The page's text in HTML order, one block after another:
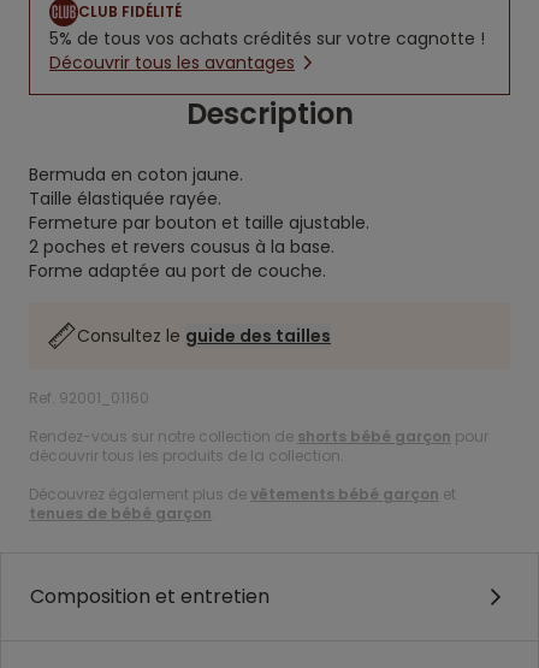
CLUB FIDÉLITÉ
5% de tous vos achats crédités sur votre cagnotte !
Découvrir tous les avantages
Description
Bermuda en coton jaune.
Taille élastiquée rayée.
Fermeture par bouton et taille ajustable.
2 poches et revers cousus à la base.
Forme adaptée au port de couche.
Consultez le guide des tailles
Ref. 92001_01160
Rendez-vous sur notre collection de shorts bébé garçon pour
découvrir tous les produits de la collection.
Découvrez également plus devêtements bébé garçon et
tenues de bébé garçon.
Composition et entretien